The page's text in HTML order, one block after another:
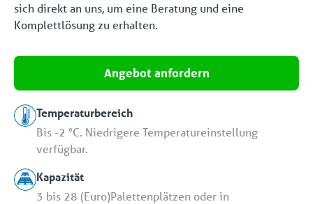
sich direkt an uns, um eine Beratung und eine
Komplettlösung zu erhalten.
Angebot anfordern
Temperaturbereich
Bis -2 °C. Niedrigere Temperatureinstellung
verfügbar.
Kapazität
3 bis 28 (Euro)Palettenplätzen oder in